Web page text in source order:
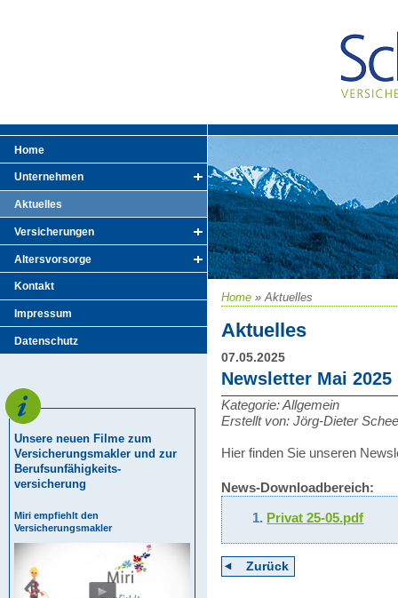
Home »Aktuelles
Aktuelles
07.05.2025
Newsletter Mai 2025
Kategorie: Allgemein
Erstellt von: Jörg-Dieter
Hier finden Sie unseren
News-Downloadbereich:
Privat 25-05.pdf
Zurück
Home
Unternehmen
Aktuelles
Versicherungen
Altersvorsorge
Kontakt
Impressum
Datenschutz
Unsere neuen Filme zum
Versicherungsmakler und zur
Berufsunfähigkeits-
versicherung
Miri empfiehlt den
Versicherungsmakler